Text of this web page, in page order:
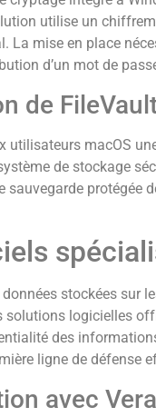
utilise un
La mise en place
d’un mot de
de
utilisateurs macOS
de stockage
sauvegarde protégée
stockées sur
solutions logicielles
des
ligne de défense
avec